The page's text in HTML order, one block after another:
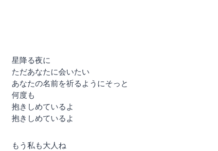
星降る夜に
ただあなたに会いたい
あなたの名前を祈るようにそっと
何度も
抱きしめているよ
抱きしめているよ
もう私も大人ね